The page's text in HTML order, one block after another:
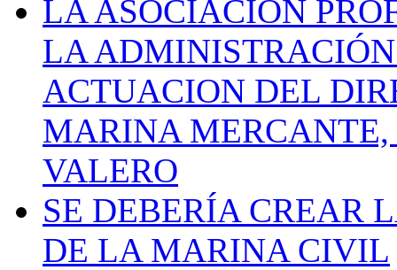
LA ASOCIACIÓN
LA
ACTUACION DEL
MARINA
VALERO
SE DEBERÍA CREAR
DE LA MARINA CIVIL